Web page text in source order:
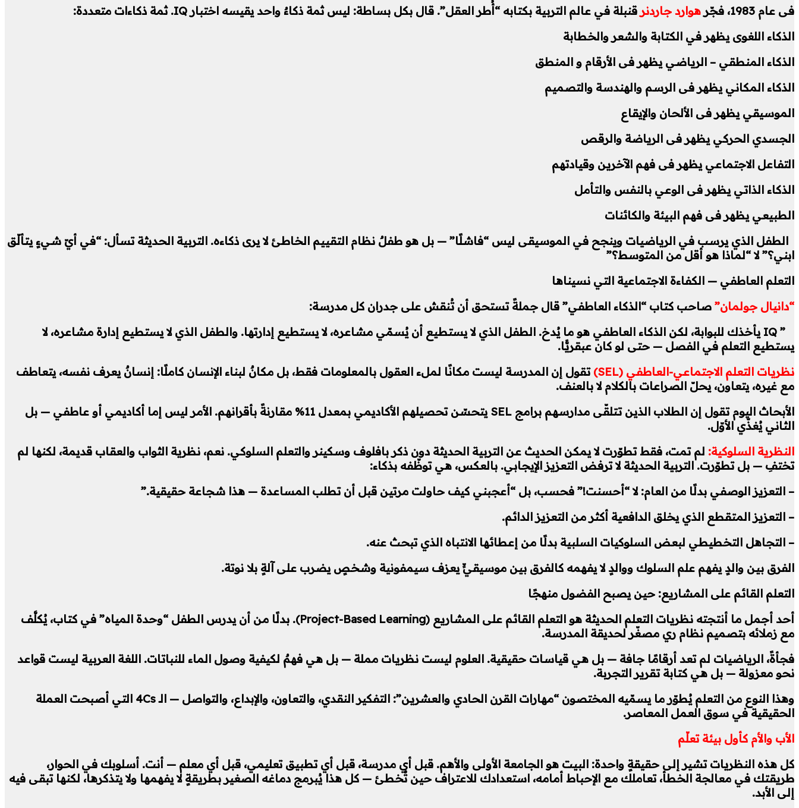
فى عام 1983، فجّر
هوارد جاردنر قنبلة في عالم التربية بكتابه “أُطر العقل”. قال بكل بساطة: ليس ثمة ذكاءٌ واحد يقيسه اختبار IQ. ثمة ذكاءات متعددة:
الذكاء اللغوى يظهر في الكتابة والشعر والخطابة
الذكاء المنطقي – الرياضي يظهر فى الأرقام و المنطق
الذكاء المكاني يظهر فى الرسم والهندسة والتصميم
الموسيقي يظهر فى الألحان والإيقاع
الجسدي الحركي يظهر فى الرياضة والرقص
التفاعل الاجتماعي يظهر فى فهم الآخرين وقيادتهم
الذكاء الذاتي يظهر فى الوعي بالنفس والتأمل
الطبيعي يظهر فى فهم البيئة والكائنات
الطفل الذي يرسب في الرياضيات وينجح في الموسيقى ليس “فاشلًا” — بل هو طفلٌ نظام التقييم الخاطئ لا يرى ذكاءه. التربية الحديثة تسأل: “في أيّ شيءٍ يتألّق
ابني؟” لا “لماذا هو أقل من المتوسط؟”
التعلم العاطفي — الكفاءة الاجتماعية التي نسيناها
“دانيال جولمان” صاحب كتاب “الذكاء العاطفي” قال جملةً تستحق أن تُنقش على جدران كل مدرسة:
” IQ يأخذك للبوابة، لكن الذكاء العاطفي هو ما يُدخ.
الطفل الذي لا يستطيع أن يُسمّي مشاعره، لا يستطيع إدارتها. والطفل الذي لا يستطيع إدارة مشاعره، لا
يستطيع التعلم في الفصل — حتى لو كان عبقريًّا.
نظريات التعلم الاجتماعي-العاطفي (SEL)
تقول إن المدرسة ليست مكانًا لملء العقول بالمعلومات فقط، بل مكانٌ لبناء الإنسان كاملًا: إنسانٌ يعرف نفسه، يتعاطف
مع غيره، يتعاون، يحلّ الصراعات بالكلام لا بالعنف.
الأبحاث اليوم تقول إن الطلاب الذين تتلقّى مدارسهم برامج SEL يتحسّن تحصيلهم الأكاديمي بمعدل 11% مقارنةً بأقرانهم. الأمر ليس إما أكاديمي أو عاطفي — بل
الثاني يُغذّي الأوّل.
النظرية السلوكية: لم تمت، فقط تطوّرتلا يمكن الحديث عن التربية الحديثة دون ذكر بافلوف وسكينر والتعلم السلوكي. نعم، نظرية الثواب والعقاب قديمة، لكنها لم
تختفِ — بل تطوّرت. التربية الحديثة لا ترفض التعزيز الإيجابي. بالعكس، هي توظّفه بذكاء:
– التعزيز الوصفي بدلًا من العام: لا “أحسنت!” فحسب، بل “أعجبني كيف حاولت مرتين قبل أن تطلب المساعدة — هذا شجاعة حقيقية.”
– التعزيز المتقطع الذي يخلق الدافعية أكثر من التعزيز الدائم.
– التجاهل التخطيطي لبعض السلوكيات السلبية بدلًا من إعطائها الانتباه الذي تبحث عنه.
الفرق بين والدٍ يفهم علم السلوك ووالدٍ لا يفهمه كالفرق بين موسيقيٍّ يعزف سيمفونية وشخصٍ يضرب على آلةٍ بلا نوتة.
التعلم القائم على المشاريع: حين يصبح الفضول منهجًا
أحد أجمل ما أنتجته نظريات التعلم الحديثة هو التعلم القائم على المشاريع (Project-Based Learning). بدلًا من أن يدرس الطفل “وحدة المياه” في كتاب، يُكلَّف
مع زملائه بتصميم نظام ري مصغّر لحديقة المدرسة.
فجأةً، الرياضيات لم تعد أرقامًا جافة — بل هي قياسات حقيقية. العلوم ليست نظريات مملة — بل هي فهمٌ لكيفية وصول الماء للنباتات. اللغة العربية ليست قواعد
نحو معزولة — بل هي كتابة تقرير التجربة.
وهذا النوع من التعلم يُطوّر ما يسمّيه المختصون “مهارات القرن الحادي والعشرين”: التفكير النقدي، والتعاون، والإبداع، والتواصل — الـ 4Cs التي أصبحت العملة
الحقيقية في سوق العمل المعاصر.
الأب والأم كأول بيئة تعلّم
كل هذه النظريات تشير إلى حقيقةٍ واحدة: البيت هو الجامعة الأولى والأهم. قبل أي مدرسة، قبل أي تطبيق تعليمي، قبل أي معلم — أنت. أسلوبك في الحوار،
طريقتك في معالجة الخطأ، تعاملك مع الإحباط أمامه، استعدادك للاعتراف حين تُخطئ — كل هذا يُبرمج دماغه الصغير بطريقةٍ لا يفهمها ولا يتذكرها، لكنها تبقى فيه
إلى الأبد.